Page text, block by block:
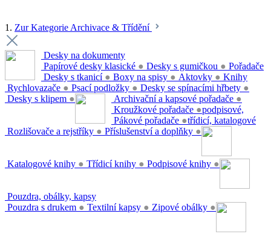
1. Zur Kategorie Archivace & Třídění
Desky na dokumenty
Papírové desky klasické ● Desky s gumičkou ●
Desky s tkanicí ● Boxy na spisy ● Aktovky ●
Rychlovazače ● Psací podložky ● Desky se spínacími hřbety ●
Desky s klipem ●
Pořadače
Archivační a kapsové pořadače ●
Kroužkové pořadače ●
Pákové pořadače ●
Rozlišovače a rejstříky ● Příslušenství a doplňky ●
Knihy
podpisové,
třídicí, katalogové
Katalogové knihy ● Třídicí knihy ● Podpisové knihy ●
Pouzdra, obálky, kapsy
Pouzdra s drukem ● Textilní kapsy ● Zipové obálky ●